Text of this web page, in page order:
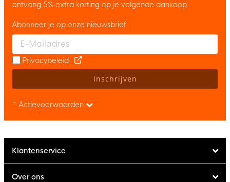
ontvang 5% extra korting op je volgende aankoop.
Enter your email and accept the privacy policy to subscribe to
Abonneer je op onze nieuwsbrief
Privacybeleid
Inschrijven
* Actievoorwaarden
Klantenservice
Over ons